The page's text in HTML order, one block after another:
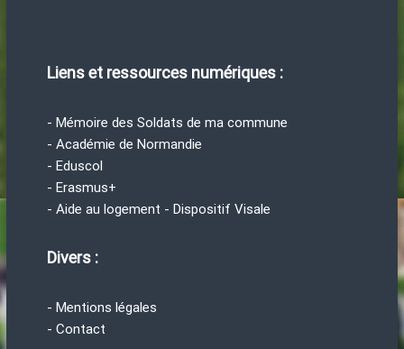
Liens et ressources numériques :
- Mémoire des Soldats de ma commune
- Académie de Normandie
- Eduscol
- Erasmus+
- Aide au logement - Dispositif Visale
Divers :
- Mentions légales
- Contact